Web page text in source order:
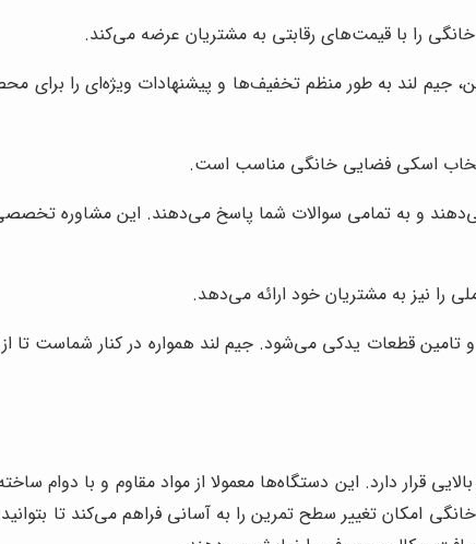
را با قیمت‌های رقابتی به مشتریان عرضه می‌کند.
جیم لند به طور منظم تخفیف‌ها و پیشنهادات ویژه‌ای را برای
اسکی فضایی خانگی مناسب است.
می‌دهند و به تمامی سوالات شما پاسخ می‌دهند. این مشاوره
نیز به مشتریان خود ارائه می‌دهد.
قطعات یدکی می‌شود. جیم لند همواره در کنار شماست تا از
دارد. این دستگاه‌ها معمولا از مواد مقاوم و با دوام
امکان تغییر سطح تمرین را به آسانی فراهم می‌کند تا